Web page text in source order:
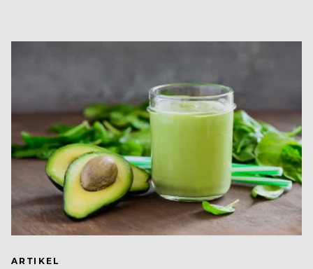
ARTIKEL